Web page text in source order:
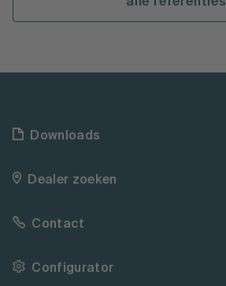
Downloads
Dealer zoeken
Contact
Configurator